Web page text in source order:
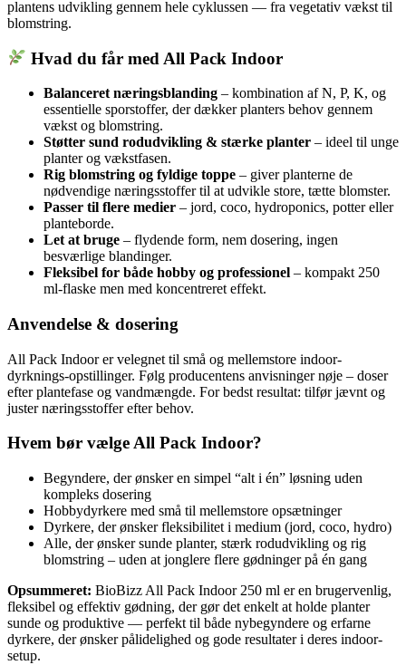
plantens udvikling gennem hele cyklussen — fra vegetativ vækst til
blomstring.
Hvad du får med All Pack Indoor
Balanceret næringsblanding – kombination af N, P, K, og
essentielle sporstoffer, der dækker planters behov gennem
vækst og blomstring.
Støtter sund rodudvikling & stærke planter – ideel til unge
planter og vækstfasen.
Rig blomstring og fyldige toppe – giver planterne de
nødvendige næringsstoffer til at udvikle store, tætte blomster.
Passer til flere medier – jord, coco, hydroponics, potter eller
planteborde.
Let at bruge – flydende form, nem dosering, ingen
besværlige blandinger.
Fleksibel for både hobby og professionel – kompakt 250
ml-flaske men med koncentreret effekt.
Anvendelse & dosering
All Pack Indoor er velegnet til små og mellemstore indoor-
dyrknings-opstillinger. Følg producentens anvisninger nøje – doser
efter plantefase og vandmængde. For bedst resultat: tilfør jævnt og
juster næringsstoffer efter behov.
Hvem bør vælge All Pack Indoor?
Begyndere, der ønsker en simpel “alt i én” løsning uden
kompleks dosering
Hobbydyrkere med små til mellemstore opsætninger
Dyrkere, der ønsker fleksibilitet i medium (jord, coco, hydro)
Alle, der ønsker sunde planter, stærk rodudvikling og rig
blomstring – uden at jonglere flere gødninger på én gang
Opsummeret: BioBizz All Pack Indoor 250 ml er en brugervenlig,
fleksibel og effektiv gødning, der gør det enkelt at holde planter
sunde og produktive — perfekt til både nybegyndere og erfarne
dyrkere, der ønsker pålidelighed og gode resultater i deres indoor-
setup.